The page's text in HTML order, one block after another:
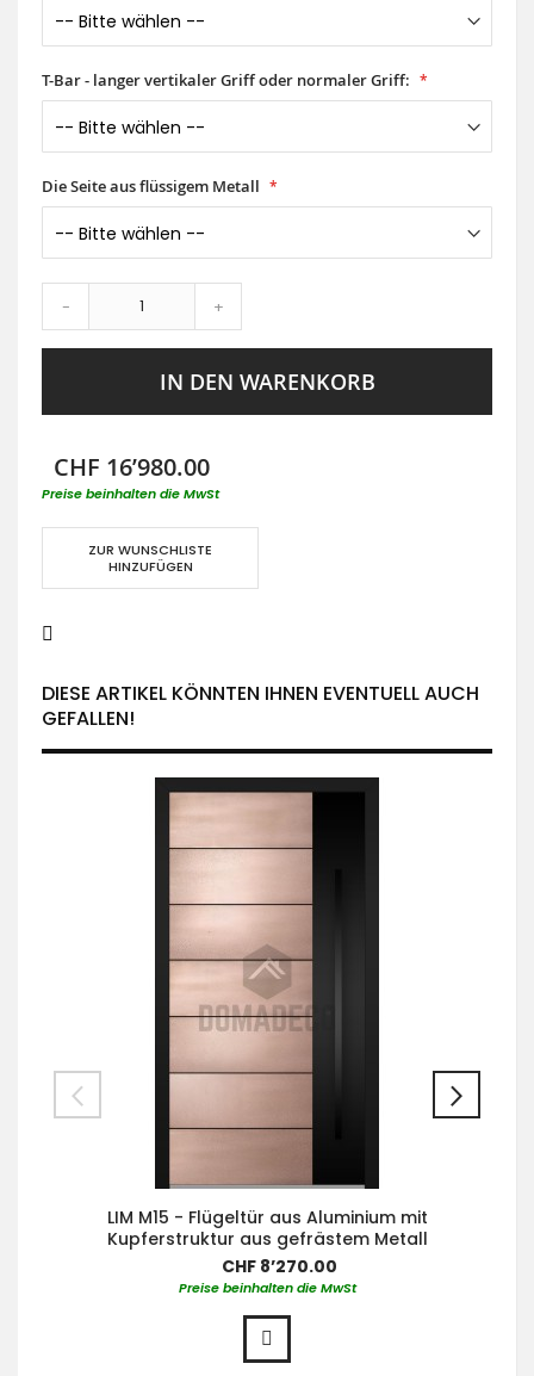
T-Bar - langer vertikaler Griff oder normaler Griff:
Die Seite aus flüssigem Metall
- +
IN DEN WARENKORB
CHF 16’980.00
Preise beinhalten die MwSt
ZUR WUNSCHLISTE
HINZUFÜGEN
DIESE ARTIKEL KÖNNTEN IHNEN EVENTUELL AUCH
GEFALLEN!
LIM M15 - Flügeltür aus Aluminium mit
Kupferstruktur aus gefrästem Metall
CHF 8’270.00
Preise beinhalten die MwSt